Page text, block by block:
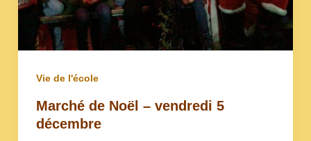
Vie de l'école
Marché de Noël – vendredi 5
décembre